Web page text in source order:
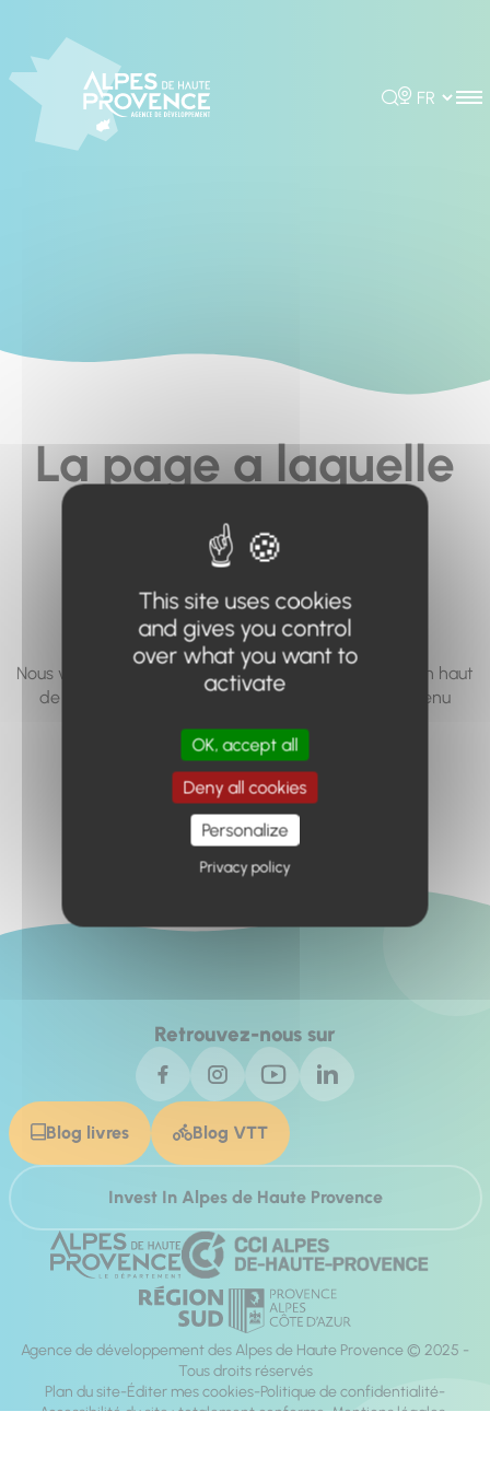
Rechercher
Choisir la
La page a laquelle
vous cherchez à
accéder n'existe
pas... ou plus.
Nous vous invitons à utiliser le moteur de recherche en haut
de page, ou à utiliser le menu pour trouver le contenu
Retour à l'accueil
Retrouvez-nous sur
Blog livres Blog VTT
Invest In Alpes de Haute Provence
Agence de développement des Alpes de Haute Provence © 2025 -
Tous droits réservés
Plan du site Éditer mes cookies Politique de confidentialité
Accessibilité du site : totalement conforme Mentions légales
This site uses cookies
and gives you control
over what you want to
activate
OK, accept all
Deny all cookies
Personalize
Privacy policy